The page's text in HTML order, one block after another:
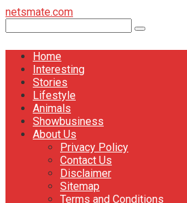
Перейти
контенту
netsmate.com
Home
Interesting
Stories
Lifestyle
Animals
Showbusiness
About Us
Privacy Policy
Contact Us
Disclaimer
Sitemap
Terms and Conditions